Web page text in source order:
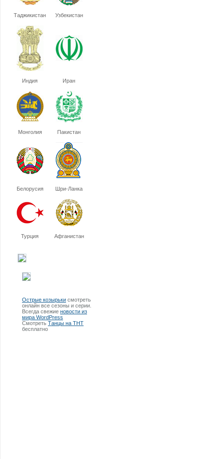
Таджикистан Узбекистан
Индия Иран
Монголия Пакистан
Белорусия Шри-Ланка
Турция Афганистан
Острые козырьки смотреть
онлайн все сезоны и серии.
Всегда свежие новости из
мира WordPress
Смотреть Танцы на ТНТ
бесплатно